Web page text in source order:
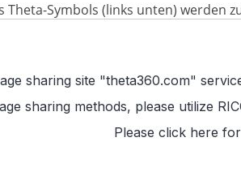
Theta-Symbols (links unten) werden